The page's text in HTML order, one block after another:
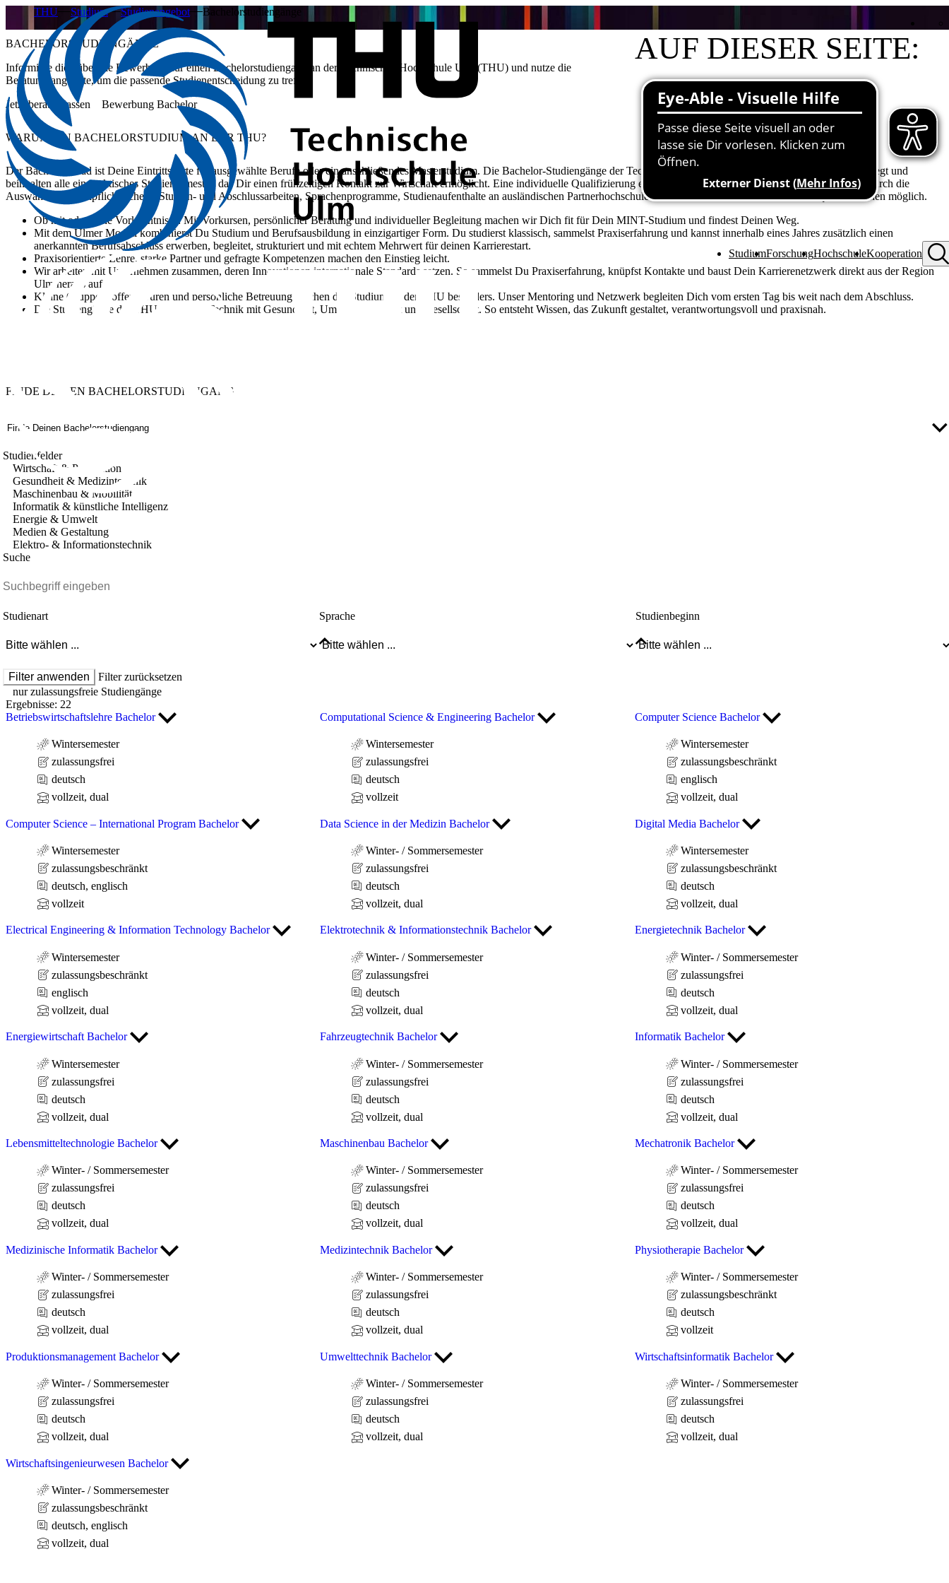
StudiumForschungHochschuleKooperation
THU Studium Studienangebot Bachelorstudiengänge
BACHELORSTUDIENGÄNGE
Informiere dich über die Bewerbung für einen Bachelorstudiengang an der Technischen Hochschule Ulm (THU) und nutze die
Beratungsangebote, um die passende Studienentscheidung zu treffen.
Jetzt beraten lassen
Bewerbung Bachelor
AUF DIESER SEITE:
Gründe für ein THU Studium
Bachelorstudiengänge
WARUM EIN BACHELORSTUDIUM AN DER THU?
Der Bachelor-Grad ist Deine Eintrittskarte für ausgewählte Berufe oder ein anschließendes Masterstudium. Die Bachelor-Studiengänge der Technischen Hochschule Ulm sind inhaltlich breit angelegt und
beinhalten alle ein praktisches Studiensemester, das Dir einen frühzeitigen Kontakt zur Wirtschaft ermöglicht. Eine individuelle Qualifizierung entsprechend Deiner Fähigkeiten und Interessen ist durch die
Auswahl von Wahlpflichtfächern, Studien- und Abschlussarbeiten, Sprachenprogramme​​​, Studienaufenthalte an ausländischen Partnerhochschulen sowie durch den Erwerb von Zusatzqualifikationen möglich.
Ob mit oder ohne Vorkenntnisse:Mit Vorkursen, persönlicher Beratung und individueller Begleitung machen wir Dich fit für Dein MINT-Studium und findest Deinen Weg.
Mit dem Ulmer Modell kombinierst Du Studium und Berufsausbildung in einzigartiger Form. Du studierst klassisch, sammelst Praxiserfahrung und kannst innerhalb eines Jahres zusätzlich einen
anerkannten Berufsabschluss erwerben, begleitet, strukturiert und mit echtem Mehrwert für deinen Karrierestart.
Praxisorientierte Lehre, starke Partnerund gefragte Kompetenzen machen den Einstieg leicht.
Wir arbeiten mit Unternehmen zusammen, deren Innovationen internationale Standards setzen. So sammelst Du Praxiserfahrung, knüpfst Kontakte und baust Dein Karrierenetzwerk direkt aus der Region
Ulm heraus auf.
Kleine Gruppen, offene Türen und persönliche Betreuung machen das Studium an der THU besonders. Unser Mentoring und Netzwerk begleiten Dich vom ersten Tag bis weit nach dem Abschluss.
Die Studiengänge der THU verbinden
Technik mit Gesundheit, Umwelt, Mobilität und Gesellschaft. So entsteht Wissen, das Zukunft gestaltet, verantwortungsvoll und praxisnah.
FINDE DEINEN BACHELORSTUDIENGANG
Finde Deinen Bachelorstudiengang
Studienfelder
Wirtschaft & Produktion
Gesundheit & Medizintechnik
Maschinenbau & Mobilität
Informatik & künstliche Intelligenz
Energie & Umwelt
Medien & Gestaltung
Elektro- & Informationstechnik
Suche
Studienart Sprache Studienbeginn
Filter anwenden
Filter zurücksetzen
nur zulassungsfreie Studiengänge
Ergebnisse: 22
Betriebswirtschaftslehre Bachelor
Wintersemester
zulassungsfrei
deutsch
vollzeit, dual
Computational Science & Engineering Bachelor
Wintersemester
zulassungsfrei
deutsch
vollzeit
Computer Science Bachelor
Wintersemester
zulassungsbeschränkt
englisch
vollzeit, dual
Computer Science – International Program Bachelor
Wintersemester
zulassungsbeschränkt
deutsch, englisch
vollzeit
Data Science in der Medizin Bachelor
Winter- / Sommersemester
zulassungsfrei
deutsch
vollzeit, dual
Digital Media Bachelor
Wintersemester
zulassungsbeschränkt
deutsch
vollzeit, dual
Electrical Engineering & Information Technology Bachelor
Wintersemester
zulassungsbeschränkt
englisch
vollzeit, dual
Elektrotechnik & Informationstechnik Bachelor
Winter- / Sommersemester
zulassungsfrei
deutsch
vollzeit, dual
Energietechnik Bachelor
Winter- / Sommersemester
zulassungsfrei
deutsch
vollzeit, dual
Energiewirtschaft Bachelor
Wintersemester
zulassungsfrei
deutsch
vollzeit, dual
Fahrzeugtechnik Bachelor
Winter- / Sommersemester
zulassungsfrei
deutsch
vollzeit, dual
Informatik Bachelor
Winter- / Sommersemester
zulassungsfrei
deutsch
vollzeit, dual
Lebensmitteltechnologie Bachelor
Winter- / Sommersemester
zulassungsfrei
deutsch
vollzeit, dual
Maschinenbau Bachelor
Winter- / Sommersemester
zulassungsfrei
deutsch
vollzeit, dual
Mechatronik Bachelor
Winter- / Sommersemester
zulassungsfrei
deutsch
vollzeit, dual
Medizinische Informatik Bachelor
Winter- / Sommersemester
zulassungsfrei
deutsch
vollzeit, dual
Medizintechnik Bachelor
Winter- / Sommersemester
zulassungsfrei
deutsch
vollzeit, dual
Physiotherapie Bachelor
Winter- / Sommersemester
zulassungsbeschränkt
deutsch
vollzeit
Produktionsmanagement Bachelor
Winter- / Sommersemester
zulassungsfrei
deutsch
vollzeit, dual
Umwelttechnik Bachelor
Winter- / Sommersemester
zulassungsfrei
deutsch
vollzeit, dual
Wirtschaftsinformatik Bachelor
Winter- / Sommersemester
zulassungsfrei
deutsch
vollzeit, dual
Wirtschaftsingenieurwesen Bachelor
Winter- / Sommersemester
zulassungsbeschränkt
deutsch, englisch
vollzeit, dual